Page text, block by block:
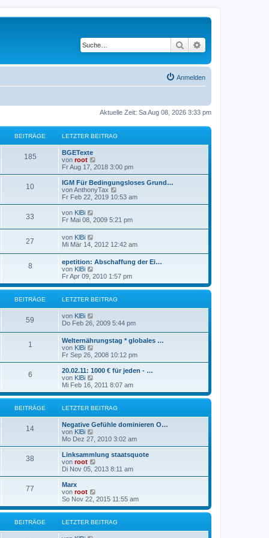
Suche
Anmelden
Aktuelle Zeit: Sa Aug 08, 2026 3:33 pm
BEITRÄGE LETZTER BEITRAG
185
BGETexte
von root
e
u
e
s
t
B
e
i
r
a
g
Fr Aug 17, 2018 3:00 pm
10
IGM Für Bedingungsloses Grund…
vonAnthonyTax
e
u
s
e
B
e
i
r
a
g
Fr Feb 22, 2019 10:53 am
33 von KlBi
e
s
t
e
r
e
i
t
r
Fr Mai 08, 2009 5:21 pm
27 von KlBi
e
e
s
t
e
r
e
i
r
Mi Mär 14, 2012 12:42 am
8
epetition: Abschaffung der Ei…
von KlBi
e
u
e
s
B
e
i
r
a
g
Fr Apr 09, 2010 1:57 pm
BEITRÄGE LETZTER BEITRAG
59 von KlBi
e
s
t
e
r
B
i
t
r
a
g
Do Feb 26, 2009 5:44 pm
1
Welternährungstag * globales …
von KlBi
e
u
e
t
r
B
e
i
t
a
g
Fr Sep 26, 2008 10:12 pm
6
20.02.11: 1000 € für jeden - …
von KlBi
e
u
e
s
r
e
i
t
r
a
g
Mi Feb 16, 2011 8:07 am
BEITRÄGE LETZTER BEITRAG
14
Negative Gefühle dominieren O…
von KlBi
e
u
e
s
t
B
e
t
a
g
Mo Dez 27, 2010 3:02 am
38
Linksammlung staatsquote
von root
e
u
t
r
B
e
i
Di Nov 05, 2013 8:11 am
77
Marx
von root
e
u
e
s
So Nov 22, 2015 11:55 am
BEITRÄGE LETZTER BEITRAG